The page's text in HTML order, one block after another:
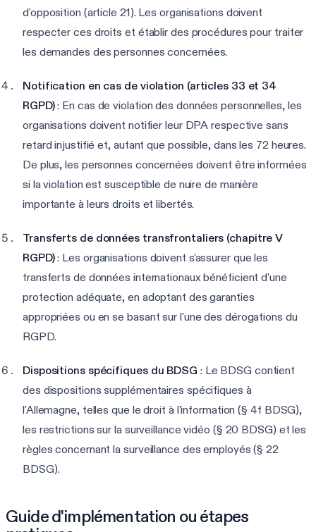
d'opposition (article 21). Les organisations doivent
respecter ces droits et établir des procédures pour traiter
les demandes des personnes concernées.
Notification en cas de violation (articles 33 et 34
RGPD): En cas de violation des données personnelles, les
organisations doivent notifier leur DPA respective sans
retard injustifié et, autant que possible, dans les 72 heures.
De plus, les personnes concernées doivent être informées
si la violation est susceptible de nuire de manière
importante à leurs droits et libertés.
Transferts de données transfrontaliers (chapitre V
RGPD): Les organisations doivent s'assurer que les
transferts de données internationaux bénéficient d'une
protection adéquate, en adoptant des garanties
appropriées ou en se basant sur l'une des dérogations du
RGPD.
Dispositions spécifiques du BDSG : Le BDSG contient
des dispositions supplémentaires spécifiques à
l'Allemagne, telles que le droit à l'information (§ 4f BDSG),
les restrictions sur la surveillance vidéo (§ 20 BDSG) et les
règles concernant la surveillance des employés (§ 22
BDSG).
Guide d'implémentation ou étapes